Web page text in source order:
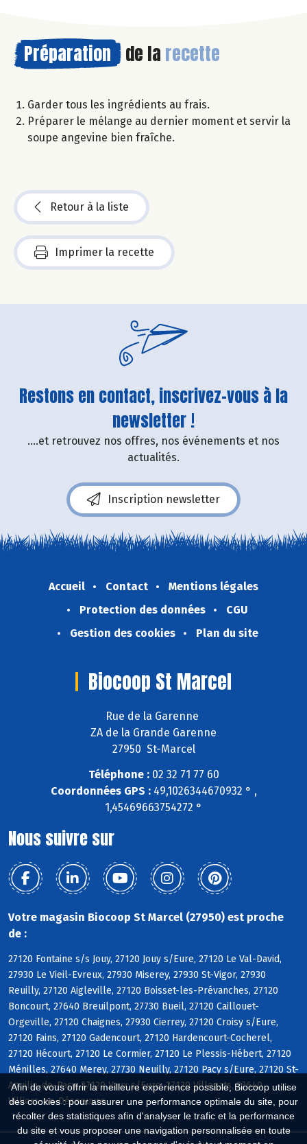
Afin de vous offrir la meilleure expérience possible, Biocoop utilise
des cookies : pour assurer une performance optimale du site, pour
récolter des statistiques afin d'analyser le trafic et la performance
du site et vous proposer une navigation personnalisée en toute
Préparation de la recette
Garder tous les ingrédients au frais.
Préparer le mélange au dernier moment et servir la
soupe angevine bien fraîche.
Retour à la liste
Imprimer la recette
Restons en contact, inscrivez-vous à la
newsletter !
....et retrouvez nos offres, nos événements et nos
actualités.
Inscription newsletter
Accueil Contact
Mentions légales
Protection des données
CGU
Gestion des cookies
Plan du site
Biocoop St Marcel
Rue de la Garenne
ZA de la Grande Garenne
27950 St-Marcel
Téléphone :02 32 71 77 60
Coordonnées GPS :49,1026344670932 ° ,
1,45469663754272 °
Nous suivre sur
Votre magasin Biocoop St Marcel (27950) est proche
de :
27120 Fontaine s/s Jouy, 27120 Jouy s/Eure, 27120 Le Val-David,
27930 Le Vieil-Evreux, 27930 Miserey, 27930 St-Vigor, 27930
Reuilly, 27120 Aigleville, 27120 Boisset-les-Prévanches, 27120
Boncourt, 27640 Breuilpont, 27730 Bueil, 27120 Caillouet-
Orgeville, 27120 Chaignes, 27930 Cierrey, 27120 Croisy s/Eure,
27120 Fains, 27120 Gadencourt, 27120 Hardencourt-Cocherel,
27120 Hécourt, 27120 Le Cormier, 27120 Le Plessis-Hébert, 27120
Ménilles, 27640 Merey, 27730 Neuilly, 27120 Pacy s/Eure, 27120 St-
Aquilin-de-Pacy, 27120 Vaux s/Eure, 27120 Villegats, 27640
Villiers-en-Désoeuvre